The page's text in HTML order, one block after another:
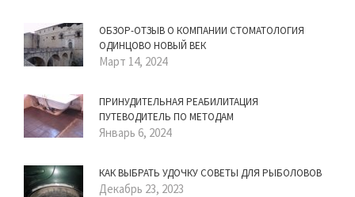
ОБЗОР-ОТЗЫВ О КОМПАНИИ СТОМАТОЛОГИЯ
ОДИНЦОВО НОВЫЙ ВЕК
Март 14, 2024
ПРИНУДИТЕЛЬНАЯ РЕАБИЛИТАЦИЯ
ПУТЕВОДИТЕЛЬ ПО МЕТОДАМ
Январь 6, 2024
КАК ВЫБРАТЬ УДОЧКУ СОВЕТЫ ДЛЯ РЫБОЛОВОВ
Декабрь 23, 2023